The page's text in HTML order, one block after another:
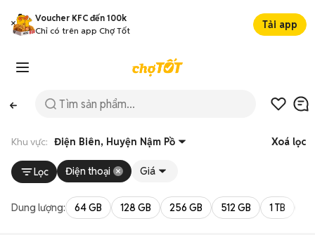
Voucher KFC đến 100k
Chỉ có trên app Chợ Tốt
Tải app
Khu vực: Điện Biên, Huyện Nậm Pồ Xoá lọc
Lọc Điện thoại Giá
Dung lượng: 64 GB 128 GB 256 GB 512 GB 1 TB